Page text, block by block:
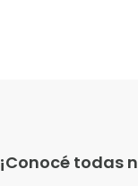
¡Conocé todas